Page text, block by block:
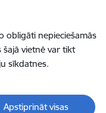
obligāti nepieciešamās
vietnē var tikt
sīkdatnes.
Apstiprināt visas